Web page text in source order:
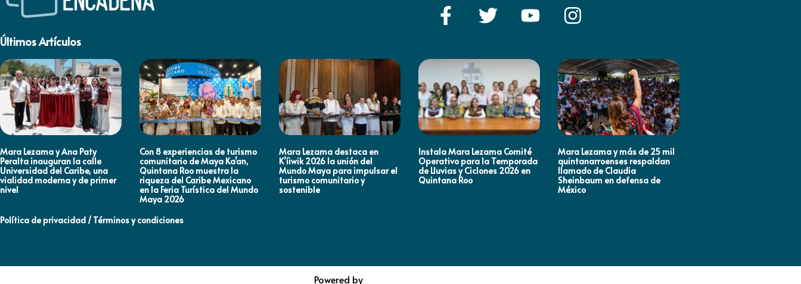
Últimos Artículos
Mara Lezama y Ana Paty
Peralta inauguran la calle
Universidad del Caribe, una
vialidad moderna y de primer
nivel
Con 8 experiencias de turismo
comunitario de Maya Ka’an,
Quintana Roo muestra la
riqueza del Caribe Mexicano
en la Feria Turística del Mundo
Maya 2026
Mara Lezama destaca en
K’íiwik 2026 la unión del
Mundo Maya para impulsar el
turismo comunitario y
sostenible
Instala Mara Lezama Comité
Operativo para la Temporada
de Lluvias y Ciclones 2026 en
Quintana Roo
Mara Lezama y más de 25 mil
quintanarroenses respaldan
llamado de Claudia
Sheinbaum en defensa de
México
Política de privacidad / Términos y condiciones
Powered by